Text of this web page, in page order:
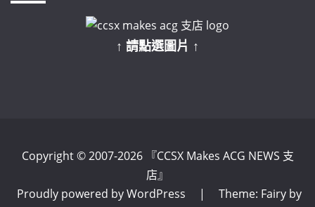
↑ 請點選圖片 ↑
Copyright © 2007-2026 『CCSX Makes ACG NEWS 支
店』
Proudly powered by WordPress
|
Theme: Fairy by